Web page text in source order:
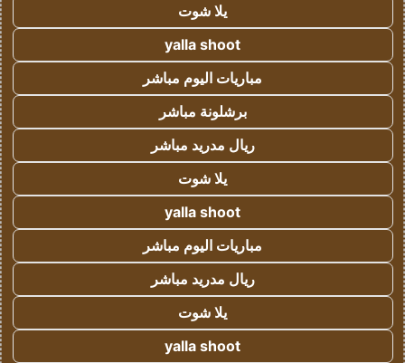
يلا شوت
yalla shoot
مباريات اليوم مباشر
برشلونة مباشر
ريال مدريد مباشر
يلا شوت
yalla shoot
مباريات اليوم مباشر
ريال مدريد مباشر
يلا شوت
yalla shoot